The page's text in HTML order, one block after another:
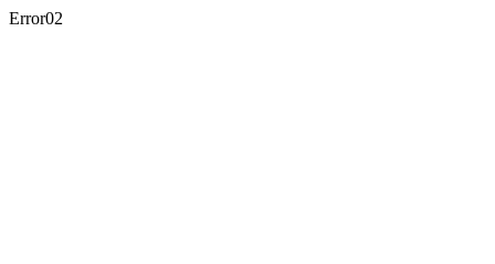
Error02